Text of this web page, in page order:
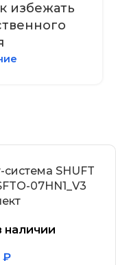
избежать
система SHUFT
07HN1_V3
наличии
₽